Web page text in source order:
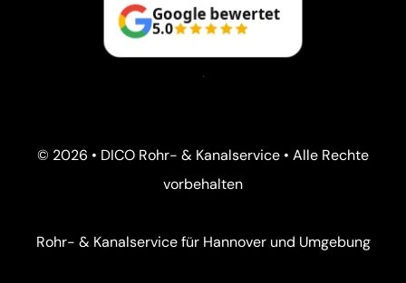
Google bewertet
5.0
© 2026 • DICO Rohr- & Kanalservice • Alle Rechte
vorbehalten
Rohr- & Kanalservice für Hannover und Umgebung